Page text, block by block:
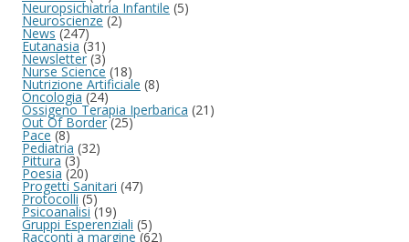
Neuropsichiatria Infantile (5)
Neuroscienze(2)
News(247)
Eutanasia (31)
Newsletter (3)
Nurse Science (18)
Nutrizione Artificiale (8)
Oncologia(24)
Ossigeno Terapia Iperbarica (21)
Out Of Border(25)
Pace(8)
Pediatria (32)
Pittura(3)
Poesia (20)
Progetti Sanitari (47)
Protocolli(5)
Psicoanalisi (19)
Gruppi Esperenziali (5)
Racconti a margine (62)